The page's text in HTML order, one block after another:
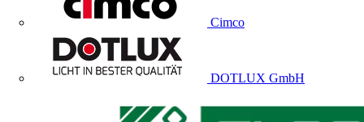
Cimco
DOTLUX GmbH